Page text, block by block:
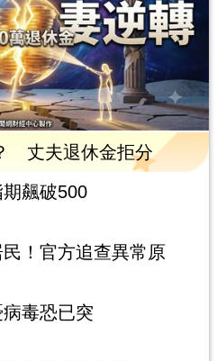
丈夫退休金拒分
飆破500
！官方追查異常原
毒恐已突